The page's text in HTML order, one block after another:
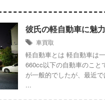
彼氏の軽自動車に魅
車買取
軽自動車とは 軽自動車は
660cc以下の自動車のこと
が一般的でしたが、最近
...